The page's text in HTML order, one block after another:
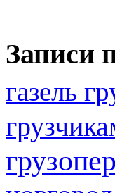
Записи
газель